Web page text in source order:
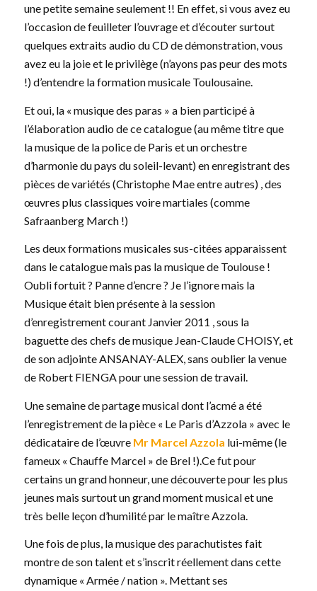
une petite semaine seulement !! En effet, si vous avez eu
l’occasion de feuilleter l’ouvrage et d’écouter surtout
quelques extraits audio du CD de démonstration, vous
avez eu la joie et le privilège (n’ayons pas peur des mots
!) d’entendre la formation musicale Toulousaine.
Et oui, la « musique des paras » a bien participé à
l’élaboration audio de ce catalogue (au même titre que
la musique de la police de Paris et un orchestre
d’harmonie du pays du soleil-levant) en enregistrant des
pièces de variétés (Christophe Mae entre autres) , des
œuvres plus classiques voire martiales (comme
Safraanberg March !)
Les deux formations musicales sus-citées apparaissent
dans le catalogue mais pas la musique de Toulouse !
Oubli fortuit ? Panne d’encre ? Je l’ignore mais la
Musique était bien présente à la session
d’enregistrement courant Janvier 2011 , sous la
baguette des chefs de musique Jean-Claude CHOISY, et
de son adjointe ANSANAY-ALEX, sans oublier la venue
de Robert FIENGA pour une session de travail.
Une semaine de partage musical dont l’acmé a été
l’enregistrement de la pièce « Le Paris d’Azzola » avec le
dédicataire de l’œuvre Mr Marcel Azzola lui-même (le
fameux « Chauffe Marcel » de Brel !).Ce fut pour
certains un grand honneur, une découverte pour les plus
jeunes mais surtout un grand moment musical et une
très belle leçon d’humilité par le maître Azzola.
Une fois de plus, la musique des parachutistes fait
montre de son talent et s’inscrit réellement dans cette
dynamique « Armée / nation ». Mettant ses